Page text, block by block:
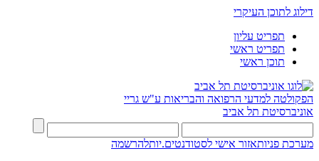
דילוג לתוכן העיקרי
תפריט עליון
תפריט ראשי
תוכן ראשי
הפקולטה למדעי הרפואה והבריאות ע"ש גריי
אוניברסיטת תל אביב
מערכת פניותאזור אישי לסטודנטים.יותלהרשמה